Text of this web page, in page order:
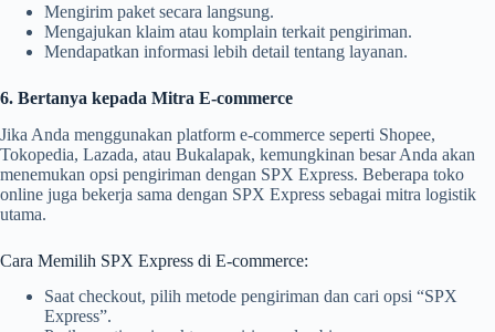
Mengirim paket secara langsung.
Mengajukan klaim atau komplain terkait pengiriman.
Mendapatkan informasi lebih detail tentang layanan.
6. Bertanya kepada Mitra E-commerce
Jika Anda menggunakan platform e-commerce seperti Shopee,
Tokopedia, Lazada, atau Bukalapak, kemungkinan besar Anda akan
menemukan opsi pengiriman dengan SPX Express. Beberapa toko
online juga bekerja sama dengan SPX Express sebagai mitra logistik
utama.
Cara Memilih SPX Express di E-commerce:
Saat checkout, pilih metode pengiriman dan cari opsi “SPX
Express”.